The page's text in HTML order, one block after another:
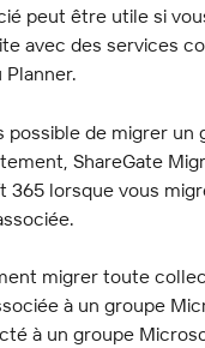
peut être utile si
avec des services
possible de migrer un
ShareGate
365 lorsque vous
migrer toute
à un groupe
à un groupe